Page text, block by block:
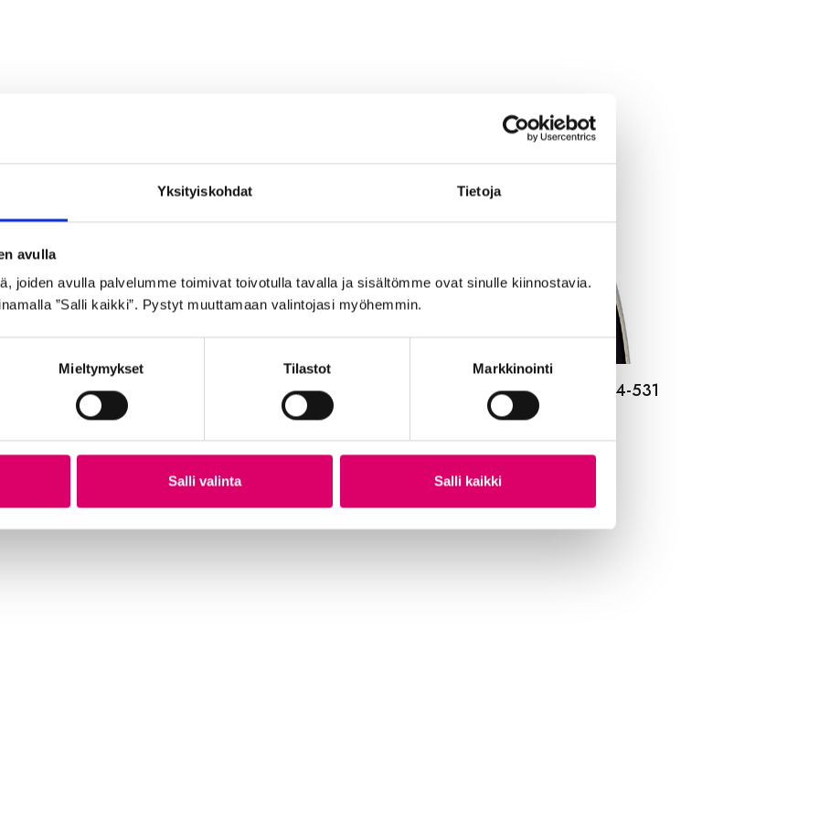
Yksityiskohdat Tietoja
avulla
joiden avulla palvelumme toimivat toivotulla tavalla ja sisältömme ovat sinulle kiinnostavia.
”Salli kaikki”. Pystyt muuttamaan valintojasi myöhemmin.
Mieltymykset Tilastot Markkinointi
Salli valinta Salli kaikki
GOLDEN BOY ULKORENGAS 54-584 MUSTA
VALKOINEN SR 080
21,99€
GOLDEN BOY ULKORENGAS 44-531
HARMAA SR 120
21,99€